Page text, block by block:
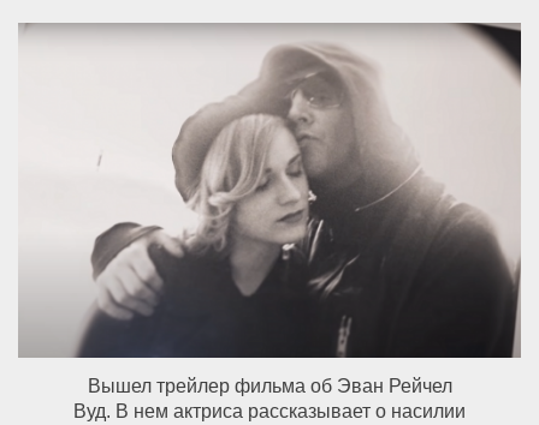
Вышел трейлер фильма об Эван Рейчел
Вуд. В нем актриса рассказывает о насилии